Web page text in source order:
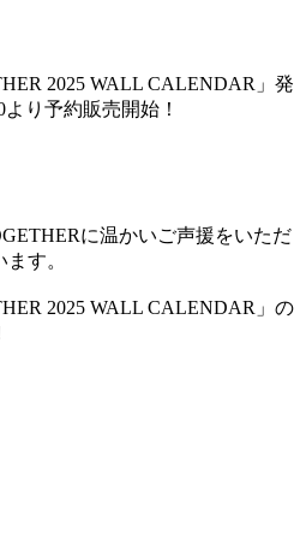
2025 WALL CALENDAR」発
り予約販売開始！
に温かいご声援をいただ
す。
2025 WALL CALENDAR」の